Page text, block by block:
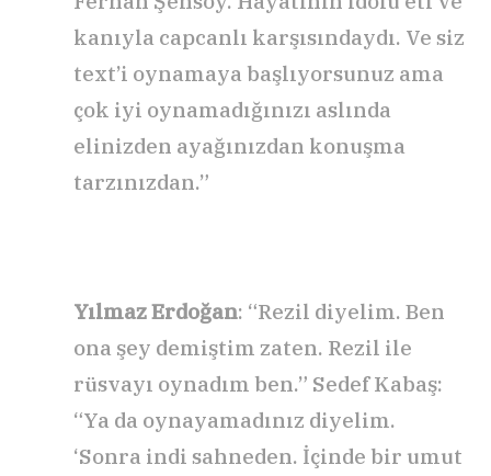
kanıyla capcanlı karşısındaydı. Ve siz
text’i oynamaya başlıyorsunuz ama
çok iyi oynamadığınızı aslında
elinizden ayağınızdan konuşma
tarzınızdan.”
Yılmaz Erdoğan: “Rezil diyelim. Ben
ona şey demiştim zaten. Rezil ile
rüsvayı oynadım ben.” Sedef Kabaş:
“Ya da oynayamadınız diyelim.
‘Sonra indi sahneden. İçinde bir umut